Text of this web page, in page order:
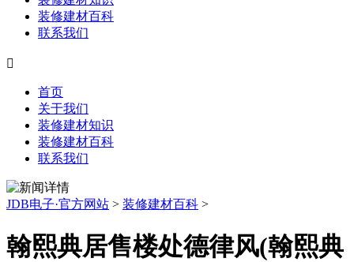
装修建材百科
联系我们

首页
关于我们
装修建材知识
装修建材百科
联系我们
JDB电子·官方网站 > 装修建材百科 >
翰熙典居售楼处德律风(翰熙典